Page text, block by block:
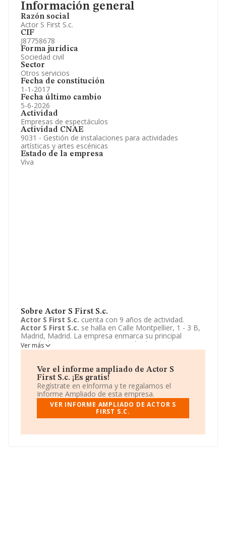
Información general
Razón social
Actor S First S.c.
CIF
J87758678
Forma jurídica
Sociedad civil
Sector
Otros servicios
Fecha de constitución
1-1-2017
Fecha último cambio
5-6-2026
Actividad
Empresas de espectáculos
Actividad CNAE
9031 - Gestión de instalaciones para actividades
artísticas y artes escénicas
Estado de la empresa
Viva
Sobre Actor S First S.c.
Actor S First S.c. cuenta con 9 años de actividad.
Actor S First S.c. se halla en Calle Montpellier, 1 - 3 B,
Madrid, Madrid. La empresa enmarca su principal
actividad CNAE como 9031 - Gestión de instalaciones
para actividades artísticas y artes escénicas.Actor S
Ver más
Ver el informe ampliado de Actor S
First S.c. ¡Es gratis!
Regístrate en eInforma y te regalamos el
Informe Ampliado de esta empresa.
VER INFORME AMPLIADO DE ACTOR S
FIRST S.C.